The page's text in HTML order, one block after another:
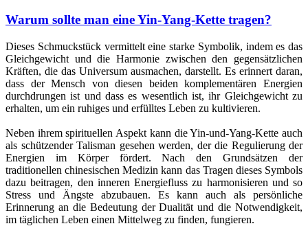
Warum sollte man eine Yin-Yang-Kette tragen?
Dieses Schmuckstück vermittelt eine starke Symbolik, indem es das
Gleichgewicht und die Harmonie zwischen den gegensätzlichen
Kräften, die das Universum ausmachen, darstellt. Es erinnert daran,
dass der Mensch von diesen beiden komplementären Energien
durchdrungen ist und dass es wesentlich ist, ihr Gleichgewicht zu
erhalten, um ein ruhiges und erfülltes Leben zu kultivieren.
Neben ihrem spirituellen Aspekt kann die Yin-und-Yang-Kette auch
als schützender Talisman gesehen werden, der die Regulierung der
Energien im Körper fördert. Nach den Grundsätzen der
traditionellen chinesischen Medizin kann das Tragen dieses Symbols
dazu beitragen, den inneren Energiefluss zu harmonisieren und so
Stress und Ängste abzubauen. Es kann auch als persönliche
Erinnerung an die Bedeutung der Dualität und die Notwendigkeit,
im täglichen Leben einen Mittelweg zu finden, fungieren.